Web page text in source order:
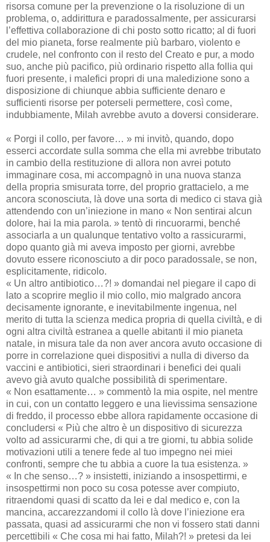
risorsa comune per la prevenzione o la risoluzione di un
problema, o, addirittura e paradossalmente, per assicurarsi
l’effettiva collaborazione di chi posto sotto ricatto; al di fuori
del mio pianeta, forse realmente più barbaro, violento e
crudele, nel confronto con il resto del Creato e pur, a modo
suo, anche più pacifico, più ordinario rispetto alla follia qui
fuori presente, i malefici propri di una maledizione sono a
disposizione di chiunque abbia sufficiente denaro e
sufficienti risorse per poterseli permettere, così come,
indubbiamente, Milah avrebbe avuto a doversi considerare.
« Porgi il collo, per favore… » mi invitò, quando, dopo
esserci accordate sulla somma che ella mi avrebbe tributato
in cambio della restituzione di allora non avrei potuto
immaginare cosa, mi accompagnò in una nuova stanza
della propria smisurata torre, del proprio grattacielo, a me
ancora sconosciuta, là dove una sorta di medico ci stava già
attendendo con un’iniezione in mano « Non sentirai alcun
dolore, hai la mia parola. » tentò di rincuorarmi, benché
associarla a un qualunque tentativo volto a rassicurarmi,
dopo quanto già mi aveva imposto per giorni, avrebbe
dovuto essere riconosciuto a dir poco paradossale, se non,
esplicitamente, ridicolo.
« Un altro antibiotico…?! » domandai nel piegare il capo di
lato a scoprire meglio il mio collo, mio malgrado ancora
decisamente ignorante, e inevitabilmente ingenua, nel
merito di tutta la scienza medica propria di quella civiltà, e di
ogni altra civiltà estranea a quelle abitanti il mio pianeta
natale, in misura tale da non aver ancora avuto occasione di
porre in correlazione quei dispositivi a nulla di diverso da
vaccini e antibiotici, sieri straordinari i benefici dei quali
avevo già avuto qualche possibilità di sperimentare.
« Non esattamente… » commentò la mia ospite, nel mentre
in cui, con un contatto leggero e una lievissima sensazione
di freddo, il processo ebbe allora rapidamente occasione di
concludersi « Più che altro è un dispositivo di sicurezza
volto ad assicurarmi che, di qui a tre giorni, tu abbia solide
motivazioni utili a tenere fede al tuo impegno nei miei
confronti, sempre che tu abbia a cuore la tua esistenza. »
« In che senso…? » insistetti, iniziando a insospettirmi, e
insospettirmi non poco su cosa potesse aver compiuto,
ritraendomi quasi di scatto da lei e dal medico e, con la
mancina, accarezzandomi il collo là dove l’iniezione era
passata, quasi ad assicurarmi che non vi fossero stati danni
percettibili « Che cosa mi hai fatto, Milah?! » pretesi da lei